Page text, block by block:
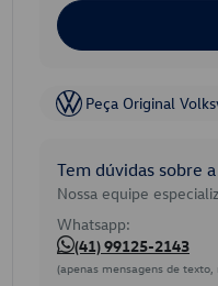
Peça Original
Tem dúvidas sobre
Nossa equipe
Whatsapp:
(41) 99125-2143
(apenas mensagens de